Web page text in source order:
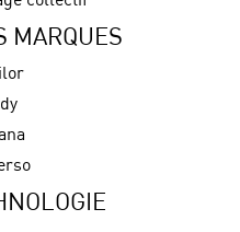
MARQUES